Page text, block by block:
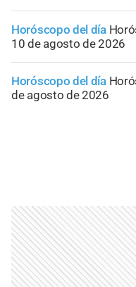
Horóscopo del día
10 de agosto de 2026
Horóscopo del día
de agosto de 2026